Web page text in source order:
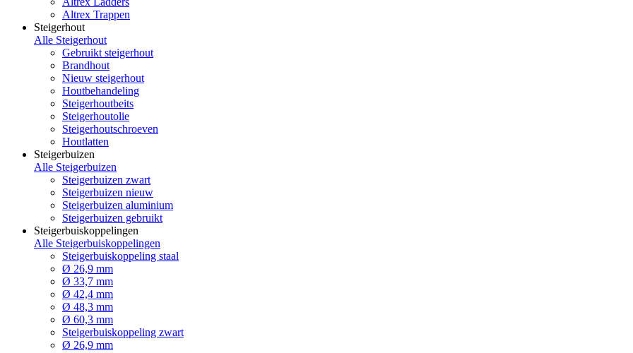
Altrex Trappen
Steigerhout
Alle Steigerhout
Gebruikt steigerhout
Brandhout
Nieuw steigerhout
Houtbehandeling
Steigerhoutbeits
Steigerhoutolie
Steigerhoutschroeven
Houtlatten
Steigerbuizen
Alle Steigerbuizen
Steigerbuizen zwart
Steigerbuizen nieuw
Steigerbuizen aluminium
Steigerbuizen gebruikt
Steigerbuiskoppelingen
Alle Steigerbuiskoppelingen
Steigerbuiskoppeling staal
Ø 26,9 mm
Ø 33,7 mm
Ø 42,4 mm
Ø 48,3 mm
Ø 60,3 mm
Steigerbuiskoppeling zwart
Ø 26,9 mm